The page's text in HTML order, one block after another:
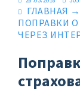
ГЛАВНАЯ →
ПОПРАВКИ О
ЧЕРЕЗ